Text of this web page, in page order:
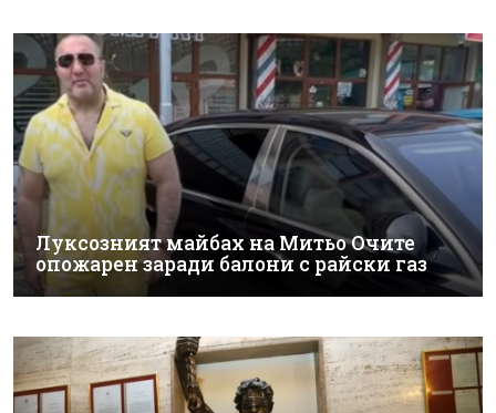
Луксозният майбах на Митьо Очите
опожарен заради балони с райски газ